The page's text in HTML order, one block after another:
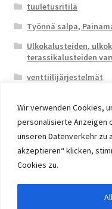
Wir verwenden Cookies,
personalisierte Anzeigen
unseren Datenverkehr zu
akzeptieren“ klicken,
Cookies zu.
tuuletusritilä
Työnnä salpa,
Ulkokalusteiden,
terassikalusteiden
venttiilijärjestelmät
© 2026 Eruon Trade